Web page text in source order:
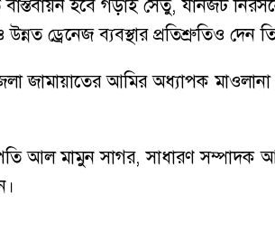
হবে গড়াই সেতু, যানজট
ড্রেনেজ ব্যবস্থার প্রতিশ্রুতিও দেন
জামায়াতের আমির অধ্যাপক
আল মামুন সাগর, সাধারণ সম্পাদক আবু